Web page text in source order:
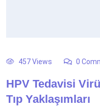
457 Views 0
HPV Tedavisi
Tıp Yaklaşımları